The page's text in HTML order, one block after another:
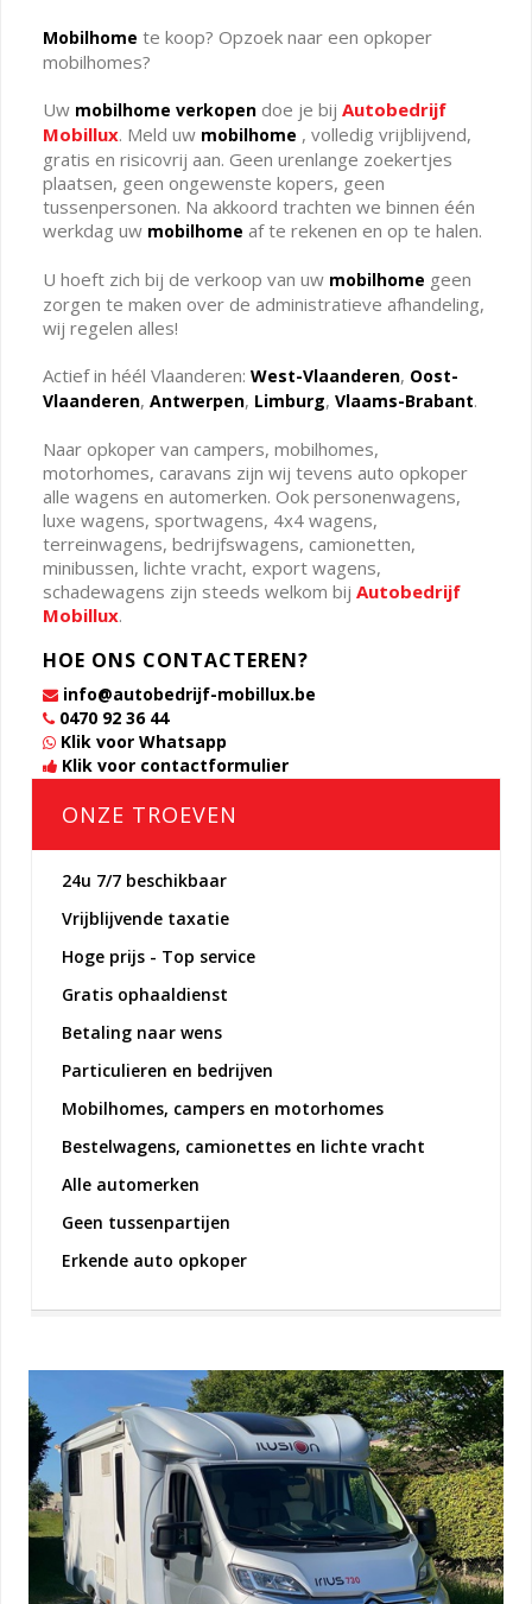
Mobilhome te koop? Opzoek naar een opkoper
mobilhomes?
Uw mobilhome verkopen doe je bij Autobedrijf
Mobillux. Meld uw mobilhome , volledig vrijblijvend,
gratis en risicovrij aan. Geen urenlange zoekertjes
plaatsen, geen ongewenste kopers, geen
tussenpersonen. Na akkoord trachten we binnen één
werkdag uw mobilhome af te rekenen en op te halen.
U hoeft zich bij de verkoop van uw mobilhome geen
zorgen te maken over de administratieve afhandeling,
wij regelen alles!
Actief in héél Vlaanderen: West-Vlaanderen, Oost-
Vlaanderen, Antwerpen, Limburg, Vlaams-Brabant.
Naar opkoper van campers, mobilhomes,
motorhomes, caravans zijn wij tevens auto opkoper
alle wagens en automerken. Ook personenwagens,
luxe wagens, sportwagens, 4x4 wagens,
terreinwagens, bedrijfswagens, camionetten,
minibussen, lichte vracht, export wagens,
schadewagens zijn steeds welkom bij Autobedrijf
Mobillux.
HOE ONS CONTACTEREN?
info@autobedrijf-mobillux.be
0470 92 36 44
Klik voor Whatsapp
Klik voor contactformulier
ONZE TROEVEN
24u 7/7 beschikbaar
Vrijblijvende taxatie
Hoge prijs - Top service
Gratis ophaaldienst
Betaling naar wens
Particulieren en bedrijven
Mobilhomes, campers en motorhomes
Bestelwagens, camionettes en lichte vracht
Alle automerken
Geen tussenpartijen
Erkende auto opkoper